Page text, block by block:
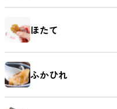
ほたて
ふかひれ